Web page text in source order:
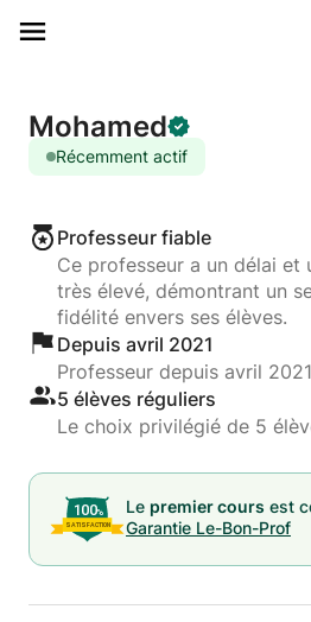
Mohamed
Récemment actif
Professeur fiable
Ce professeur a un délai et
très élevé, démontrant un
fidélité envers ses élèves.
Depuis avril 2021
Professeur depuis avril 2021
5 élèves réguliers
Le choix privilégié de 5
Le premier cours est
Garantie Le-Bon-Prof